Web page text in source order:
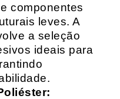
componentes
leves. A
a seleção
ideais para